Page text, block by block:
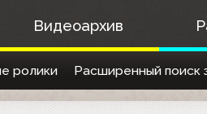
Видеоархив
ролики Расширенный поиск